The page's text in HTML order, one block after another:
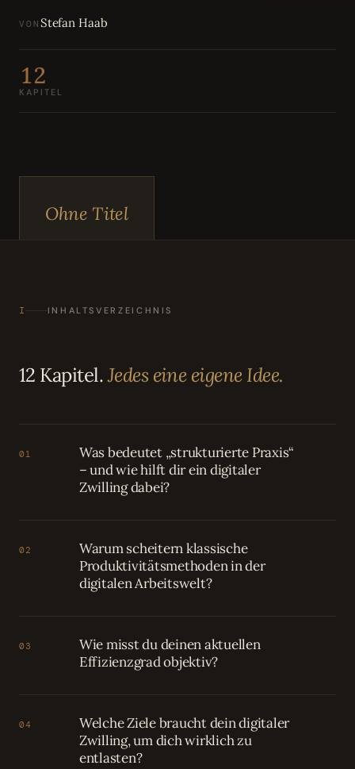
Karriere
VON Stefan Haab
12
KAPITEL
Ohne Titel
I INHALTSVERZEICHNIS
12 Kapitel.Jedes eine eigene Idee.
01
Was bedeutet „strukturierte Praxis“
– und wie hilft dir ein digitaler
Zwilling dabei?
02
Warum scheitern klassische
Produktivitätsmethoden in der
digitalen Arbeitswelt?
03
Wie misst du deinen aktuellen
Effizienzgrad objektiv?
04
Welche Ziele braucht dein digitaler
Zwilling, um dich wirklich zu
entlasten?